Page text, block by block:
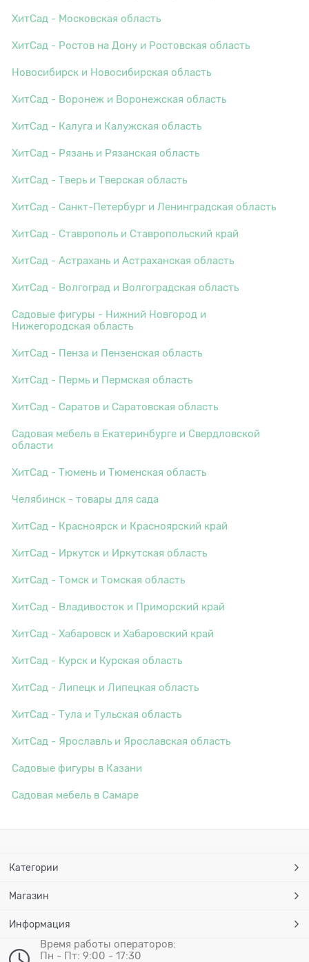
ХитСад - Московская область
ХитСад - Ростов на Дону и Ростовская область
Новосибирск и Новосибирская область
ХитСад - Воронеж и Воронежская область
ХитСад - Калуга и Калужская область
ХитСад - Рязань и Рязанская область
ХитСад - Тверь и Тверская область
ХитСад - Санкт-Петербург и Ленинградская область
ХитСад - Ставрополь и Ставропольский край
ХитСад - Астрахань и Астраханская область
ХитСад - Волгоград и Волгоградская область
Садовые фигуры - Нижний Новгород и
Нижегородская область
ХитСад - Пенза и Пензенская область
ХитСад - Пермь и Пермская область
ХитСад - Саратов и Саратовская область
Садовая мебель в Екатеринбурге и Свердловской
области
ХитСад - Тюмень и Тюменская область
Челябинск - товары для сада
ХитСад - Красноярск и Красноярский край
ХитСад - Иркутск и Иркутская область
ХитСад - Томск и Томская область
ХитСад - Владивосток и Приморский край
ХитСад - Хабаровск и Хабаровский край
ХитСад - Курск и Курская область
ХитСад - Липецк и Липецкая область
ХитСад - Тула и Тульская область
ХитСад - Ярославль и Ярославская область
Садовые фигуры в Казани
Садовая мебель в Самаре
Категории
Магазин
Информация
Время работы операторов:
Пн - Пт: 9:00 - 17:30